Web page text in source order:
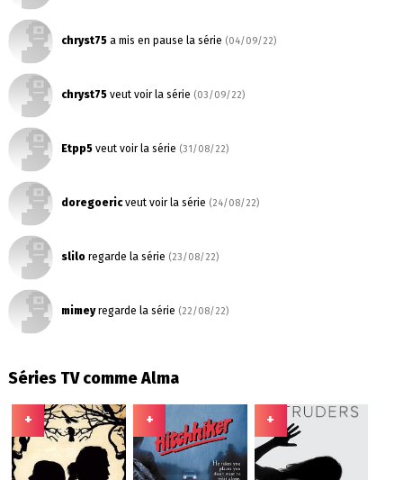
chryst75a mis en pause la série (04/09/22)
chryst75veut voir la série (03/09/22)
Etpp5veut voir la série (31/08/22)
doregoericveut voir la série (24/08/22)
sliloregarde la série (23/08/22)
mimeyregarde la série (22/08/22)
Séries TV comme Alma
+ + +